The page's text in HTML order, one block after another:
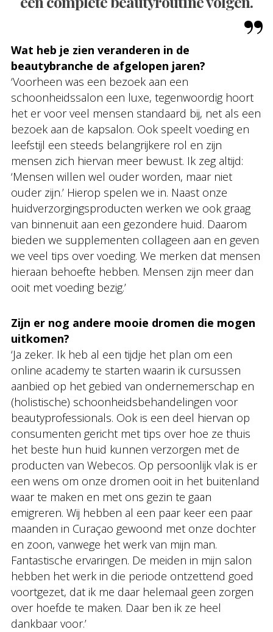
Wat heb je zien veranderen in de
beautybranche de afgelopen jaren?
‘Voorheen was een bezoek aan een
schoonheidssalon een luxe, tegenwoordig hoort
het er voor veel mensen standaard bij, net als een
bezoek aan de kapsalon. Ook speelt voeding en
leefstijl een steeds belangrijkere rol en zijn
mensen zich hiervan meer bewust. Ik zeg altijd:
‘Mensen willen wel ouder worden, maar niet
ouder zijn.’ Hierop spelen we in. Naast onze
huidverzorgingsproducten werken we ook graag
van binnenuit aan een gezondere huid. Daarom
bieden we supplementen collageen aan en geven
we veel tips over voeding. We merken dat mensen
hieraan behoefte hebben. Mensen zijn meer dan
ooit met voeding bezig.’
Zijn er nog andere mooie dromen die mogen
uitkomen?
‘Ja zeker. Ik heb al een tijdje het plan om een
online academy te starten waarin ik cursussen
aanbied op het gebied van ondernemerschap en
(holistische) schoonheidsbehandelingen voor
beautyprofessionals. Ook is een deel hiervan op
consumenten gericht met tips over hoe ze thuis
het beste hun huid kunnen verzorgen met de
producten van Webecos. Op persoonlijk vlak is er
een wens om onze dromen ooit in het buitenland
waar te maken en met ons gezin te gaan
emigreren. Wij hebben al een paar keer een paar
maanden in Curaçao gewoond met onze dochter
en zoon, vanwege het werk van mijn man.
Fantastische ervaringen. De meiden in mijn salon
hebben het werk in die periode ontzettend goed
voortgezet, dat ik me daar helemaal geen zorgen
over hoefde te maken. Daar ben ik ze heel
dankbaar voor.’